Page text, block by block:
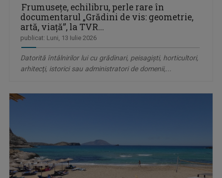
Frumuseţe, echilibru, perle rare în
documentarul „Grădini de vis: geometrie,
artă, viaţă”, la TVR...
publicat: Luni, 13 Iulie 2026
Datorită întâlnirilor lui cu grădinari, peisagişti, horticultori,
arhitecţi, istorici sau administratori de domenii,...